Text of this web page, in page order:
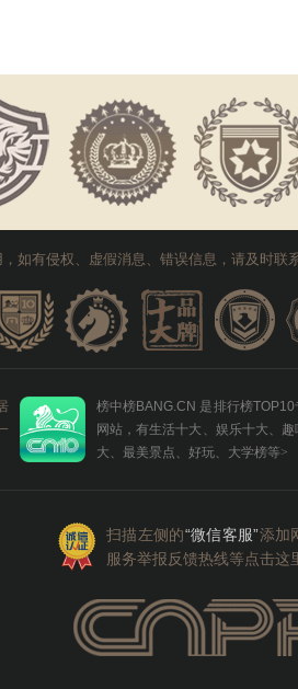
如有侵权、虚假消息、错误信息，请及时联
榜中榜BANG.CN 是排行榜TOP10
网站，有生活十大、娱乐十大、趣
大、最美景点、好玩、大学榜等>
扫描左侧的“微信客服”添加
服务举报反馈热线等点击这